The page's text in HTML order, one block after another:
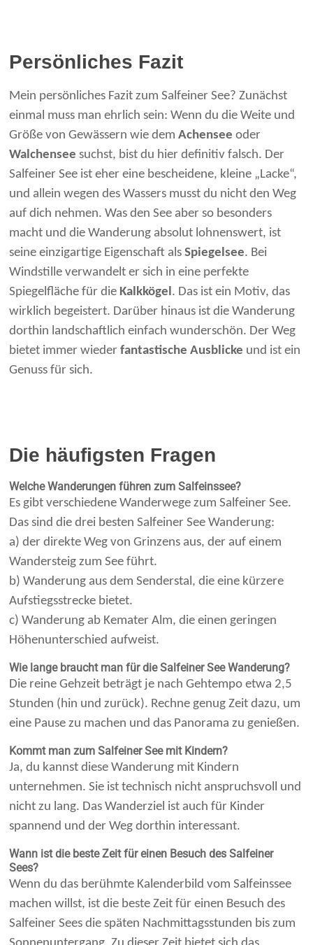
Persönliches Fazit
Mein persönliches Fazit zum Salfeiner See? Zunächst
einmal muss man ehrlich sein: Wenn du die Weite und
Größe von Gewässern wie demAchensee oder
Walchensee suchst, bist du hier definitiv falsch. Der
Salfeiner See ist eher eine bescheidene, kleine „Lacke“,
und allein wegen des Wassers musst du nicht den Weg
auf dich nehmen. Was den See aber so besonders
macht und die Wanderung absolut lohnenswert, ist
seine einzigartige Eigenschaft alsSpiegelsee. Bei
Windstille verwandelt er sich in eine perfekte
Spiegelfläche für die Kalkkögel. Das ist ein Motiv, das
wirklich begeistert. Darüber hinaus ist die Wanderung
dorthin landschaftlich einfach wunderschön. Der Weg
bietet immer wiederfantastische Ausblicke und ist ein
Genuss für sich.
Die häufigsten Fragen
Welche Wanderungen führen zum Salfeinssee?
Es gibt verschiedene Wanderwege zum Salfeiner See.
Das sind die drei besten Salfeiner See Wanderung:
a) der direkte Weg von Grinzens aus, der auf einem
Wandersteig zum See führt.
b) Wanderung aus dem Senderstal, die eine kürzere
Aufstiegsstrecke bietet.
c) Wanderung ab Kemater Alm, die einen geringen
Höhenunterschied aufweist.
Wie lange braucht man für die Salfeiner See Wanderung?
Die reine Gehzeit beträgt je nach Gehtempo etwa 2,5
Stunden (hin und zurück). Rechne genug Zeit dazu, um
eine Pause zu machen und das Panorama zu genießen.
Kommt man zum Salfeiner See mit Kindern?
Ja, du kannst diese Wanderung mit Kindern
unternehmen. Sie ist technisch nicht anspruchsvoll und
nicht zu lang. Das Wanderziel ist auch für Kinder
spannend und der Weg dorthin interessant.
Wann ist die beste Zeit für einen Besuch des Salfeiner
Sees?
Wenn du das berühmte Kalenderbild vom Salfeinssee
machen willst, ist die beste Zeit für einen Besuch des
Salfeiner Sees die späten Nachmittagsstunden bis zum